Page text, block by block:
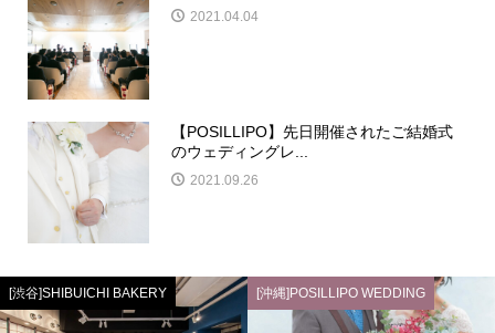
2021.04.04
【POSILLIPO】先日開催されたご結婚式
のウェディングレ...
2021.09.26
[渋谷]SHIBUICHI BAKERY [沖縄]POSILLIPO WEDDING